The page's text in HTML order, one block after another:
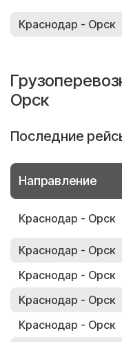
Краснодар - Орск
Орск
Последние
Направление
Краснодар - Орск
Краснодар - Орск
Краснодар - Орск
Краснодар - Орск
Краснодар - Орск